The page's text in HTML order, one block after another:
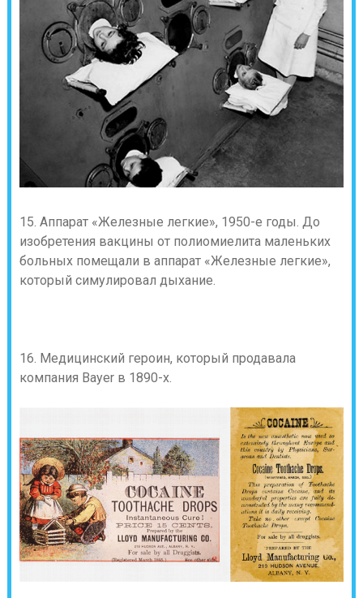
15. Аппарат «Железные легкие», 1950-е годы. До
изобретения вакцины от полиомиелита маленьких
больных помещали в аппарат «Железные легкие»,
который симулировал дыхание.
16. Медицинский героин, который продавала
компания Bayer в 1890-х.